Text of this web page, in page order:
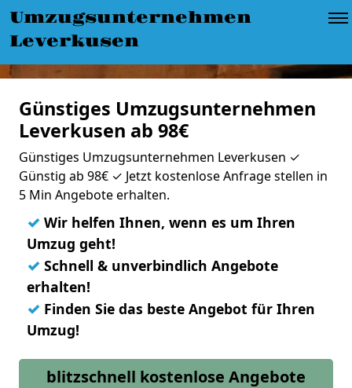
Umzugsunternehmen
Leverkusen
Günstiges Umzugsunternehmen
Leverkusen ab 98€
Günstiges Umzugsunternehmen Leverkusen ✓
Günstig ab 98€ ✓ Jetzt kostenlose Anfrage stellen in
5 Min Angebote erhalten.
✓ Wir helfen Ihnen, wenn es um Ihren
Umzug geht!
✓ Schnell & unverbindlich Angebote
erhalten!
✓ Finden Sie das beste Angebot für Ihren
Umzug!
blitzschnell kostenlose Angebote